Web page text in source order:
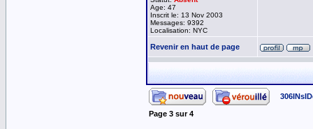
Age: 47
Inscrit le: 13 Nov 2003
Messages: 9392
Localisation: NYC
Revenir en haut de page
Page 3 sur4